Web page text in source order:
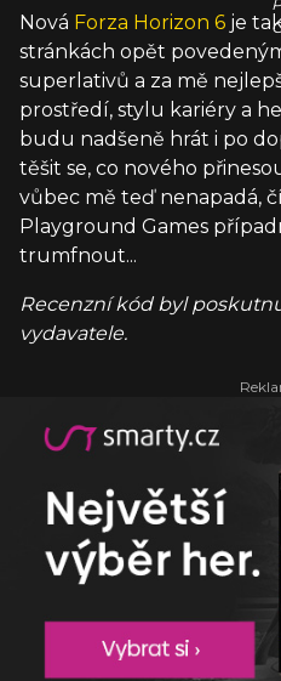
Nová Forza Horizon 6 je
stránkách opět
superlativů a za mě
prostředí, stylu kariéry a
budu nadšeně hrát i po
těšit se, co nového
vůbec mě teď nenapadá,
Playground Games
trumfnout...
Recenzní kód byl
vydavatele.